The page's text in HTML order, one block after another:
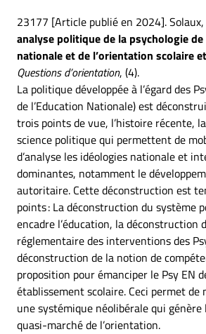
23177 [Article publié en 2024]. Solaux,
analyse politique de la psychologie de
nationale et de l’orientation scolaire
Questions d’orientation, (4).
La politique développée à l’égard des
de l’Education Nationale) est
trois points de vue, l’histoire récente,
science politique qui permettent de
d’analyse les idéologies nationale et
dominantes, notamment le
autoritaire. Cette déconstruction est
points : La déconstruction du système
encadre l’éducation, la déconstruction
réglementaire des interventions des
déconstruction de la notion de
proposition pour émanciper le Psy EN
établissement scolaire. Ceci permet
une systémique néolibérale qui génère
quasi-marché de l’orientation.